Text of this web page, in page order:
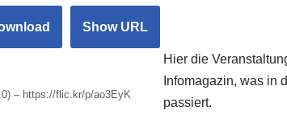
Show URL
– https://flic.kr/p/ao3EyK
Hier die
Infomagazin, was in
passiert.